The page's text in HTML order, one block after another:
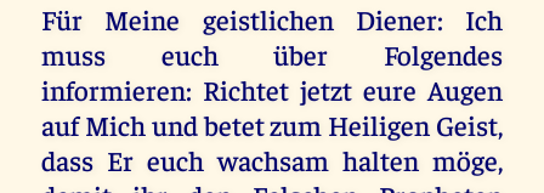
Für Meine geistlichen Diener: Ich
muss euch über Folgendes
informieren: Richtet jetzt eure Augen
auf Mich und betet zum Heiligen Geist,
dass Er euch wachsam halten möge,